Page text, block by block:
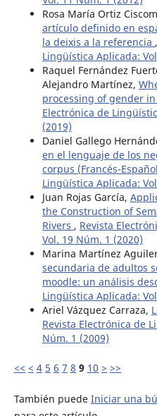
Rosa María Ortiz
artículo definido en
la deixis a la referencia ,
Lingüística Aplicada:
Raquel Fernández
Alejandro Martínez,
processing of gender
Electrónica de
(2019)
Daniel Gallego
en el lenguaje de los
corpus (Francés-
Lingüística Aplicada:
Juan Rojas García,
the Construction of
Rivers , Revista
Vol. 19 Núm. 1 (2020)
Marina Martínez
secundaria de adultos
moodle: un análisis
Lingüística Aplicada:
Ariel Vázquez Carraza,
Revista Electrónica de
Núm. 1 (2009)
<< < 4 5 6 7 8 9 10 > >>
También puede Iniciar una